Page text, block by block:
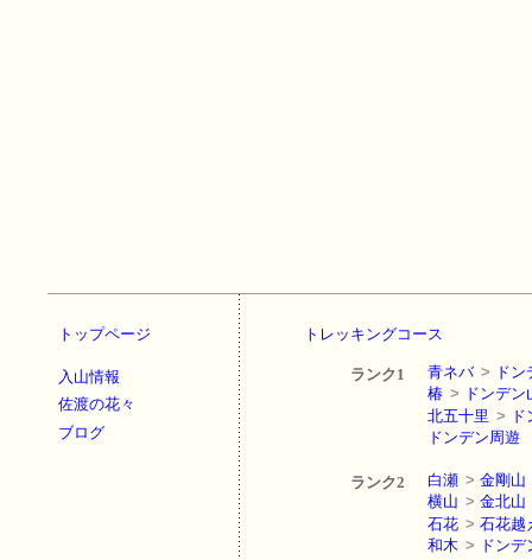
トップページ
入山情報
佐渡の花々
ブログ
トレッキングコース
ランク1 青ネバ > ド
椿 > ドンデン
北五十里 >
ドンデン周遊
ランク2 白瀬 > 金剛山
横山 > 金北山
石花 > 石花越
和木 > ドンデ